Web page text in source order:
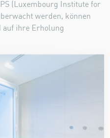
(Luxembourg Institute for
werden, können
auf ihre Erholung